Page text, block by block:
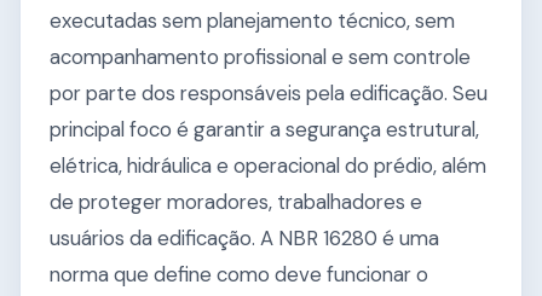
executadas sem planejamento técnico, sem
acompanhamento profissional e sem controle
por parte dos responsáveis pela edificação. Seu
principal foco é garantir a segurança estrutural,
elétrica, hidráulica e operacional do prédio, além
de proteger moradores, trabalhadores e
usuários da edificação. A NBR 16280 é uma
norma que define como deve funcionar o